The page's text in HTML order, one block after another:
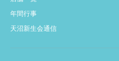
年間行事
天沼新生会通信